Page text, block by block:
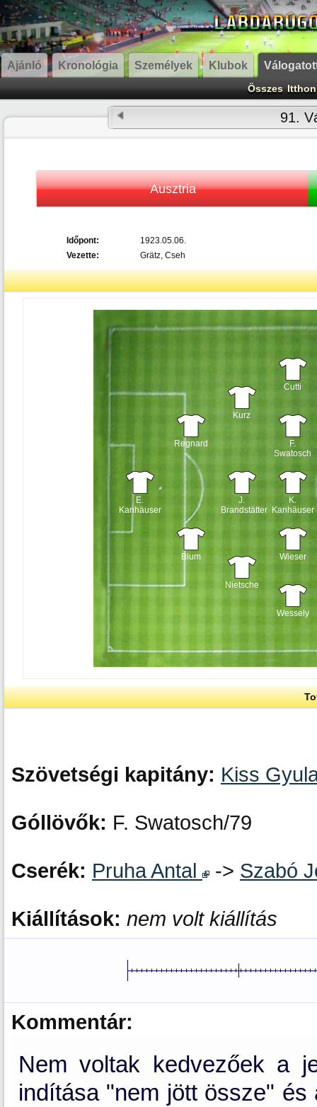
Ajánló Kronológia Személyek Klubok
Összes Itthon
91.
Ausztria
Időpont:
1923.05.06.
Vezette:
Grätz, Cseh
E.
Kanhäuser
Regnard
Blum
Kurz
J.
Brandstätter
Nietsche
Cutti
F.
Swatosch
K.
Kanhäuser
Wieser
Wessely
Szövetségi kapitány: Kiss
Góllövők: F. Swatosch/79
Cserék: Pruha Antal -> Szabó
Kiállítások: nem volt kiállítás
Kommentár:
Nem voltak kedvezőek a
indítása "nem jött össze"